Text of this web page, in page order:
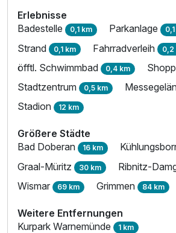
Erlebnisse
Badestelle 0,1 km Parkanlage
Strand 0,1 km Fahrradverleih 0,2
öfftl. Schwimmbad 0,4 km
Stadtzentrum 0,5 km
Stadion 12 km
Größere Städte
Bad Doberan 16 km
Graal-Müritz 30 km Ribnitz-
Wismar 69 km Grimmen 84 km
Weitere Entfernungen
Kurpark Warnemünde 1 km